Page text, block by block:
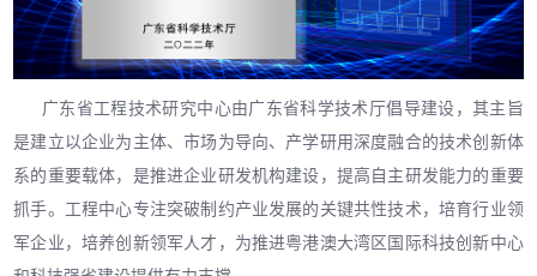
广东省工程技术研究中心由广东省科学技术厅倡导建设，其主旨
是建立以企业为主体、市场为导向、产学研用深度融合的技术创新体
系的重要载体，是推进企业研发机构建设，提高自主研发能力的重要
抓手。工程中心专注突破制约产业发展的关键共性技术，培育行业领
军企业，培养创新领军人才，为推进粤港澳大湾区国际科技创新中心